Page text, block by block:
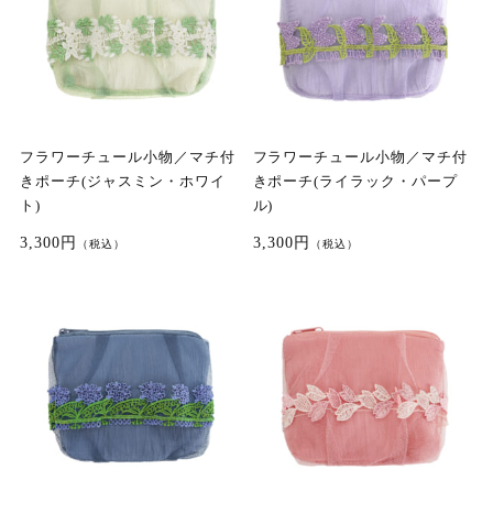
フラワーチュール小物／マチ付
きポーチ(ジャスミン・ホワイ
ト)
3,300円 （税込）
フラワーチュール小物／マチ付
きポーチ(ライラック・パープ
ル)
3,300円 （税込）